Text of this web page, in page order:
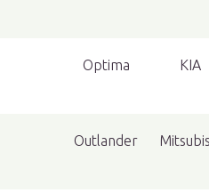
Optima KIA
Outlander